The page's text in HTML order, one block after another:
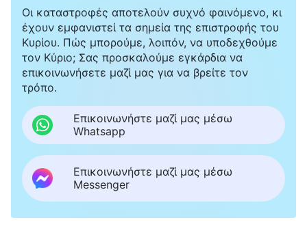
Οι καταστροφές αποτελούν συχνό φαινόμενο, κι
έχουν εμφανιστεί τα σημεία της επιστροφής του
Κυρίου. Πώς μπορούμε, λοιπόν, να υποδεχθούμε
τον Κύριο; Σας προσκαλούμε εγκάρδια να
επικοινωνήσετε μαζί μας για να βρείτε τον
τρόπο.
Επικοινωνήστε μαζί μας μέσω
Whatsapp
Επικοινωνήστε μαζί μας μέσω
Messenger